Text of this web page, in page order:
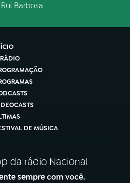
Rui Barbosa
DE MÚSICA
da rádio Nacional
sempre com você.